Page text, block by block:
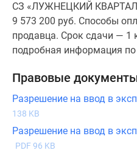
СЗ «ЛУЖНЕЦКИЙ
9 573 200 руб. Способы
продавца. Срок сдачи — 1
подробная информация по
Правовые
Разрешение на ввод в
138 KB
Разрешение на ввод в
PDF 96 KB